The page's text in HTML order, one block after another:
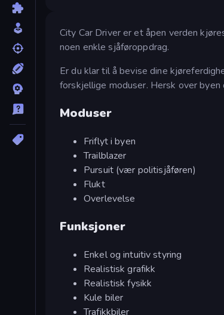
City Car Driver er et åpen verden
noen enkle sjåføroppdrag.
Er du klar til å bevise dine
forskjellige moduser. Hersk over
Moduser
Friflyt i byen
Trailblazer
Pursuit (vær politisjåføren)
Flukt
Overlevelse
Funksjoner
Enkel og intuitiv styring
Realistisk grafikk
Realistisk fysikk
Kule biler
Trafikkbiler